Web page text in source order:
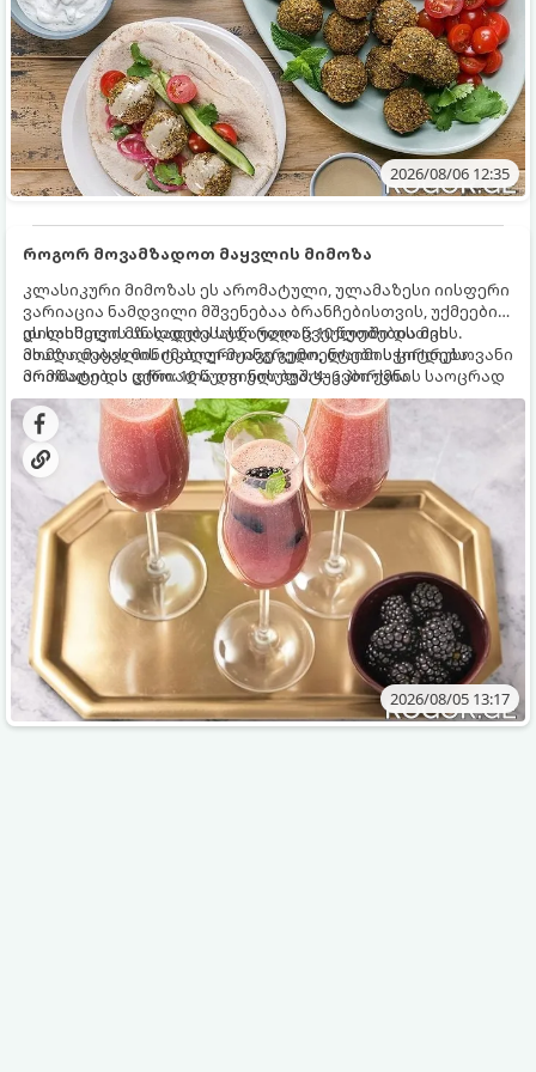
2026/08/06 12:35
როგორ მოვამზადოთ მაყვლის მიმოზა
კლასიკური მიმოზას ეს არომატული, ულამაზესი იისფერი
ვარიაცია ნამდვილი მშვენებაა ბრანჩებისთვის, უქმეების
დილისთვის ან სადღესასწაულო წვეულებებისთვის.
ახალი მაყვლის ტკბილ-მჟავე გემო, ლაიმის ციტრუსოვანი
არომატი და ცქრიალა ღვინის ბუშტუკები ქმნის საოცრად
დახვეწილ და მაგრილებელ კოქტეილს.
ეს სასმელი მზადდება სულ რაღაც 10 წუთში და მის
მომზადებას მინიმალური ინგრედიენტები სჭირდება.
მომზადების დრო: 10 წუთი ულუფა: 4–6 პორცია
2026/08/05 13:17